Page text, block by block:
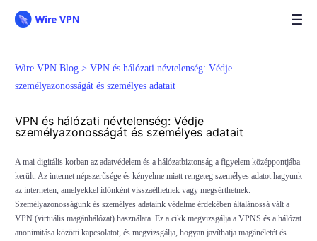
Wire VPN Blog > VPN és hálózati névtelenség: Védje
személyazonosságát és személyes adatait
VPN és hálózati névtelenség: Védje
személyazonosságát és személyes adatait
A mai digitális korban az adatvédelem és a hálózatbiztonság a figyelem középpontjába
került. Az internet népszerűsége és kényelme miatt rengeteg személyes adatot hagyunk
az interneten, amelyekkel időnként visszaélhetnek vagy megsérthetnek.
Személyazonosságunk és személyes adataink védelme érdekében általánossá vált a
VPN (virtuális magánhálózat) használata. Ez a cikk megvizsgálja a VPNS és a hálózat
anonimitása közötti kapcsolatot, és megvizsgálja, hogyan javíthatja magánéletét és